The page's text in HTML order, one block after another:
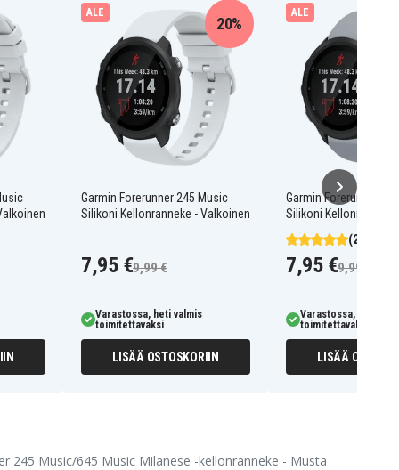
ALE
Garmin Forerunner 245 Music
Silikoni Kellonranneke - Valkoinen
20%
7,95 €9,99 €
Varastossa, heti valmis
toimitettavaksi
LISÄÄ OSTOSKORIIN
ALE
Garmin Forerunner
Silikoni Kellonranneke
(2)
7,95 €9,99 €
Varastossa, heti
toimitettavaksi
LISÄÄ
245 Music/645 Music Milanese -kellonranneke - Musta